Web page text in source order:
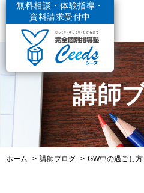
無料相談・体験指導・
資料請求受付中
講師
ホーム 講師ブログ GW中の過ごし方